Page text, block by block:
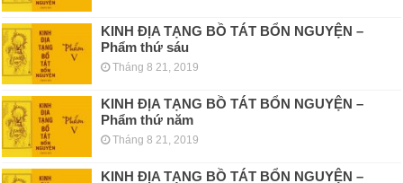
KINH ÐỊA TẠNG BỒ TÁT BỔN NGUYỆN –
Phẩm thứ sáu
Tháng 8 21, 2019
KINH ÐỊA TẠNG BỒ TÁT BỔN NGUYỆN –
Phẩm thứ năm
Tháng 8 21, 2019
KINH ÐỊA TẠNG BỒ TÁT BỔN NGUYỆN –